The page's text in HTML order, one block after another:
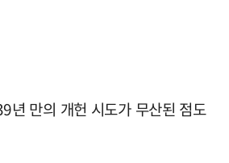
년 만의 개헌 시도가 무산된 점도